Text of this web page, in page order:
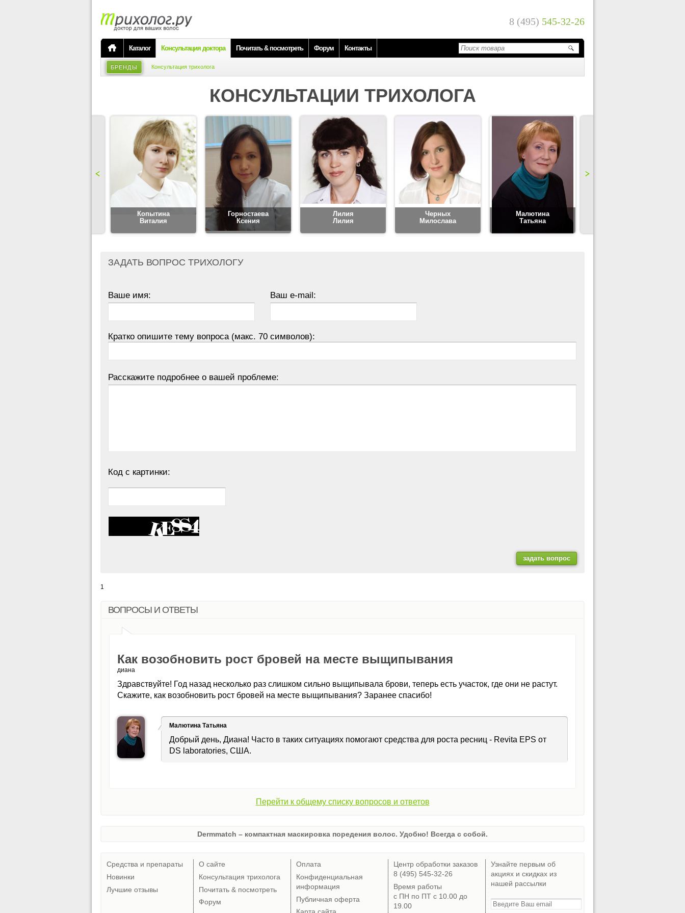
8 (495) 545-32-26
Каталог Консультация доктора Почитать & посмотреть Форум Контакты
БРЕНДЫ Консультация трихолога
КОНСУЛЬТАЦИИ ТРИХОЛОГА
Копытина
Виталия
Горностаева
Ксения
Лилия
Лилия
Черных
Милослава
Малютина
Татьяна
ЗАДАТЬ ВОПРОС ТРИХОЛОГУ
Ваше имя: Ваш e-mail:
Кратко опишите тему вопроса (макс. 70 символов):
Расскажите подробнее о вашей проблеме:
Код с картинки:
1
ВОПРОСЫ И ОТВЕТЫ
Как возобновить рост бровей на месте выщипывания
диана
Здравствуйте! Год назад несколько раз слишком сильно выщипывала брови, теперь есть участок, где они не растут.
Скажите, как возобновить рост бровей на месте выщипывания? Заранее спасибо!
Малютина Татьяна
Добрый день, Диана! Часто в таких ситуациях помогают средства для роста ресниц - Revita EPS от
DS laboratories, США.
Перейти к общему списку вопросов и ответов
Dermmatch – компактная маскировка поредения волос. Удобно! Всегда с собой.
Средства и препараты
Новинки
Лучшие отзывы
О сайте
Консультация трихолога
Почитать & посмотреть
Форум
Оплата
Конфиденциальная
информация
Публичная оферта
Центр обработки заказов
8 (495) 545-32-26
Время работы
с ПН по ПТ с 10.00 до
19.00
Узнайте первым об
акциях и скидках из
нашей рассылки